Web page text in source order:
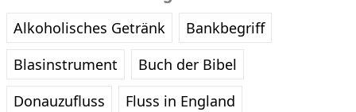
Alkoholisches Getränk
Bankbegriff
Blasinstrument
Buch der Bibel
Donauzufluss
Fluss in England